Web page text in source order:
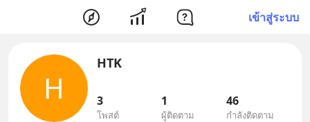
เข้าสู่ระบบ
H
HTK
3
โพสต์
1
ผู้ติดตาม
46
กำลังติดตาม